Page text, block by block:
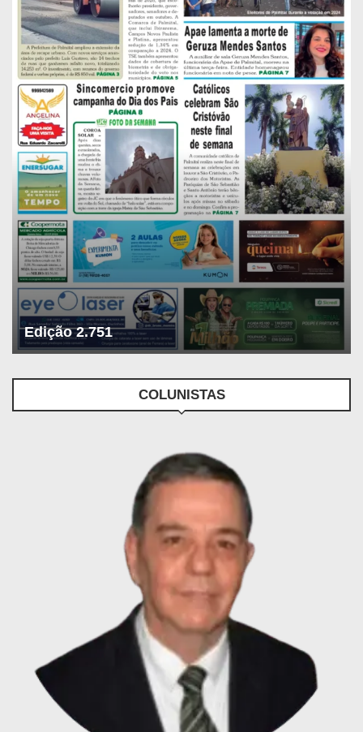
Edição 2.751
COLUNISTAS